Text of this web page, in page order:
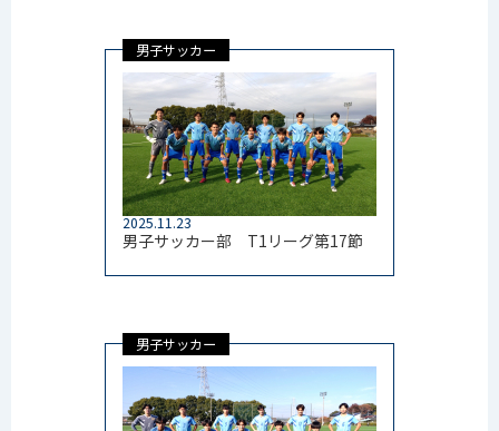
男子サッカー
2025.11.23
男子サッカー部 T1リーグ第17節
男子サッカー